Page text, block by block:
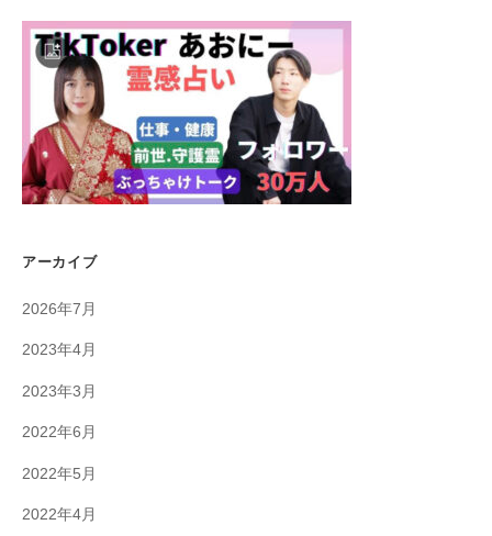
アーカイブ
2026年7月
2023年4月
2023年3月
2022年6月
2022年5月
2022年4月